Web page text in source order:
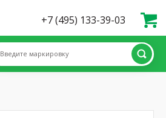
+7 (495) 133-39-03
Введите маркировку